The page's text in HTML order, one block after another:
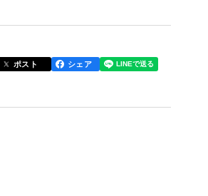
」と笑顔になってくださ
ポスト シェア